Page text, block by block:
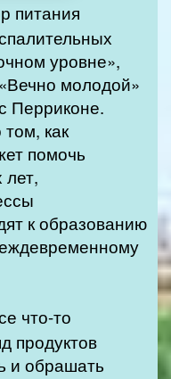
питания
уровне»,
молодой»
Перриконе.
как
помочь
лет,
к образованию
что-то